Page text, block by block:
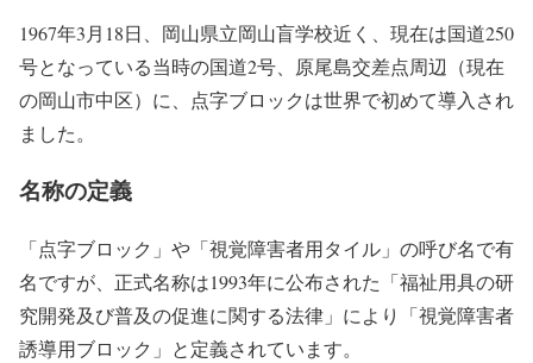
1967年3月18日、岡山県立岡山盲学校近く、現在は国道250
号となっている当時の国道2号、原尾島交差点周辺（現在
の岡山市中区）に、点字ブロックは世界で初めて導入され
ました。
名称の定義
「点字ブロック」や「視覚障害者用タイル」の呼び名で有
名ですが、正式名称は1993年に公布された「福祉用具の研
究開発及び普及の促進に関する法律」により「視覚障害者
誘導用ブロック」と定義されています。